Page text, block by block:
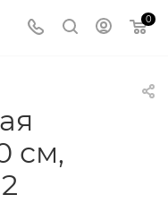
0
см,